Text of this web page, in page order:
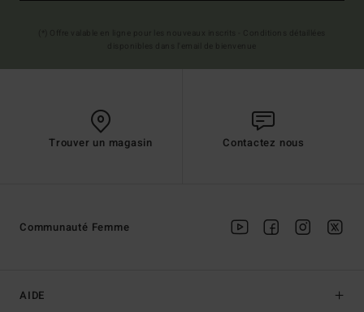
Trouver un magasin Contactez nous
AIDE
Communauté Femme